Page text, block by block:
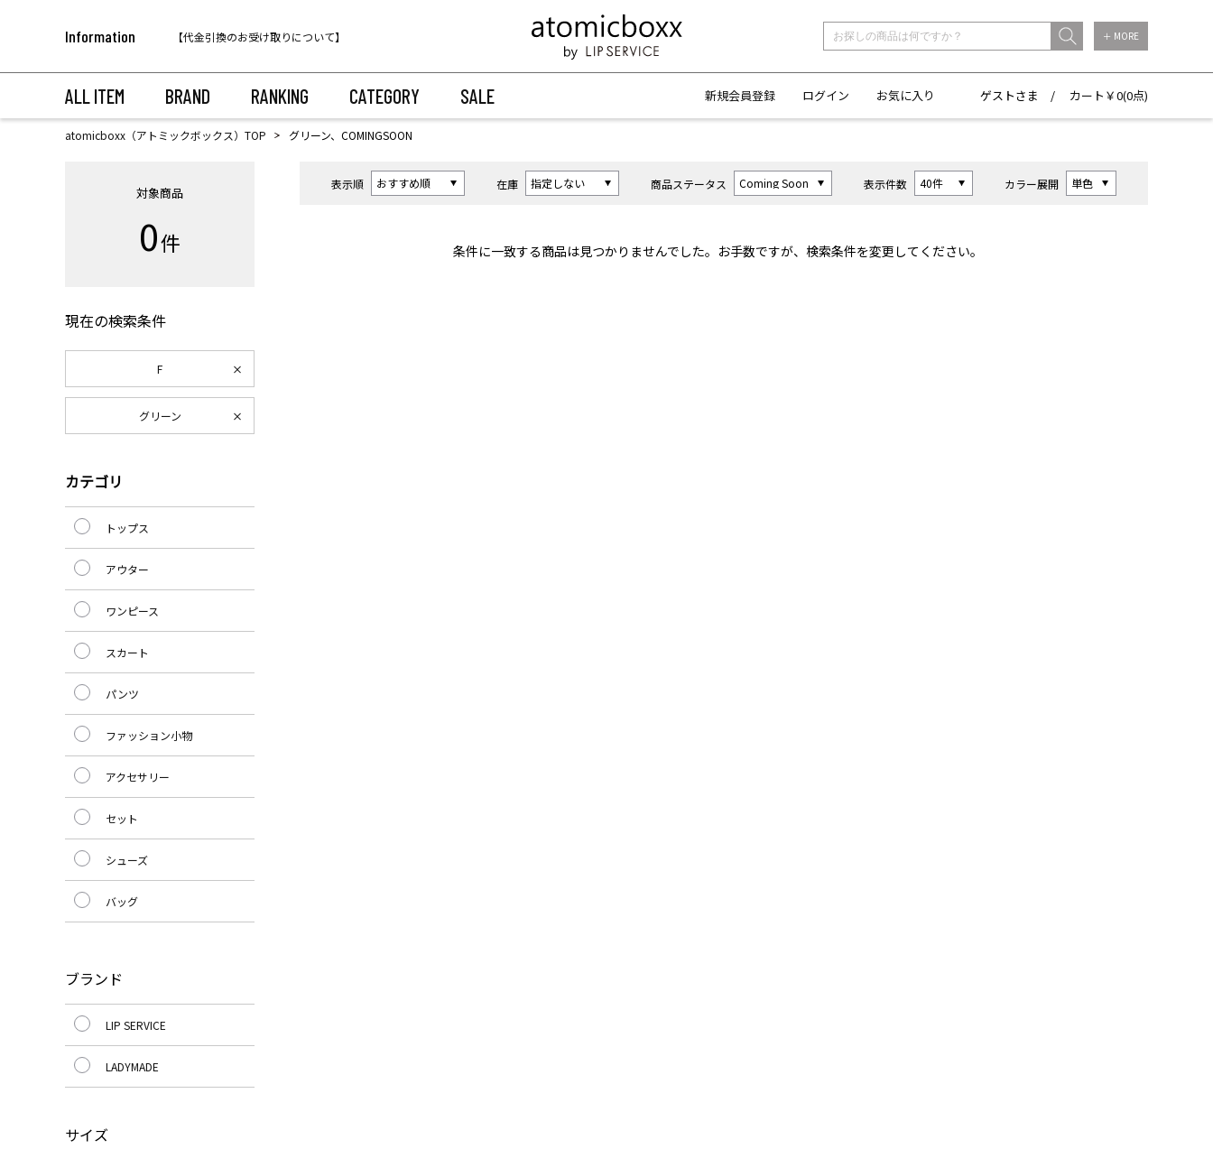
Information
【代金引換のお受け取りについて】
【重要】予約商品のお支払い方法（代金引換）変更に関するお知らせ
＋ MORE
ALL ITEM BRAND RANKING CATEGORY SALE 新規会員登録 ログイン お気に入り ゲストさま / カート￥0(0点)
atomicboxx（アトミックボックス）TOP グリーン、COMINGSOON
表示順 在庫 商品ステータス 表示件数 カラー展開
条件に一致する商品は見つかりませんでした。お手数ですが、検索条件を変更してください。
対象商品
0件
現在の検索条件
F
グリーン
カテゴリ
トップス
アウター
ワンピース
スカート
パンツ
ファッション小物
アクセサリー
セット
シューズ
バッグ
ブランド
LIP SERVICE
LADYMADE
サイズ